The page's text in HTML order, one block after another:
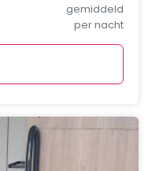
gemiddeld
per nacht